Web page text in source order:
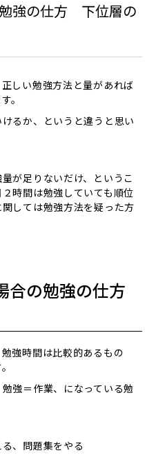
強の仕方 下位層の
しい勉強方法と量があれば
。
るか、というと違うと思い
が足りないだけ、というこ
時間は勉強していても順位
しては勉強方法を疑った方
合の勉強の仕方
強時間は比較的あるもの
強＝作業、になっている勉
、問題集をやる